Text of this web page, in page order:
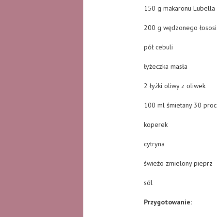
150 g makaronu Lubella
200 g wędzonego
pół cebuli
łyżeczka masła
2 łyżki oliwy z oliwek
100 ml śmietany 30
koperek
cytryna
świeżo zmielony pieprz
sól
Przygotowanie: